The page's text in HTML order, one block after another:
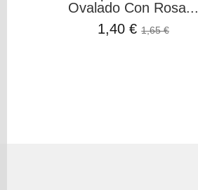
Ovalado Con Rosa...
1,40 €1,65 €